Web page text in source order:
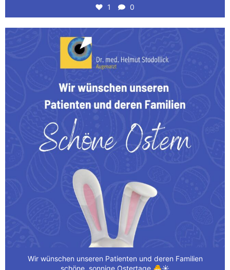
1 0
Wir wünschen unseren Patienten und deren Familien
Wir wünschen unseren Patienten und deren Familien
schöne, sonnige Ostertage.🐣☀️